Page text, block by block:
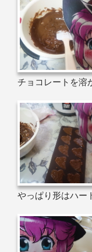
チョコレートを溶
やっぱり形はハー